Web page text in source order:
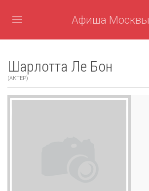
Афиша Москвы
Шарлотта Ле Бон
(АКТЕР)